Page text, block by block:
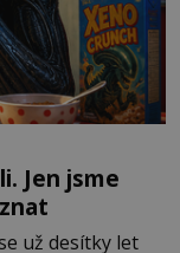
Jen jsme
už desítky let